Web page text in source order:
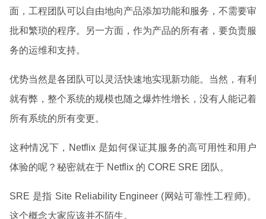
面，工程团队可以自由地向产品添加功能和服务，不需要审
批和繁琐的程序。另一方面，作为产品的所有者，要负责服
务的运维和支持。
优势当然是各团队可以灵活快速地实现新功能。当然，有利
就有弊，整个系统的规模也随之爆炸性增长，没有人能记着
所有系统的所有变更。
这种情况下，Netflix 是如何保证其服务的高可用性和用户
体验的呢？秘密就在于 Netflix 的 CORE SRE 团队。
SRE 是指 Site Reliability Engineer (网站可靠性工程师)。
这个概念大家应该并不陌生。